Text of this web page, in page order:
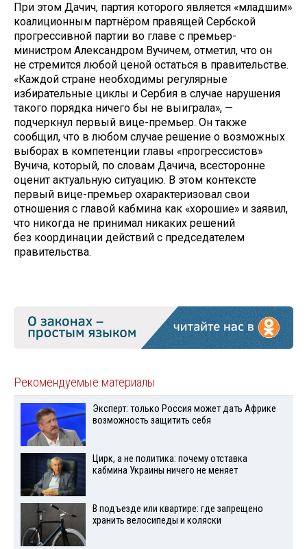
При этом Дачич, партия которого является «младшим»
коалиционным партнёром правящей Сербской
прогрессивной партии во главе с премьер-
министром Александром Вучичем, отметил, что он
не стремится любой ценой остаться в правительстве.
«Каждой стране необходимы регулярные
избирательные циклы и Сербия в случае нарушения
такого порядка ничего бы не выиграла», —
подчеркнул первый вице-премьер. Он также
сообщил, что в любом случае решение о возможных
выборах в компетенции главы «прогрессистов»
Вучича, который, по словам Дачича, всесторонне
оценит актуальную ситуацию. В этом контексте
первый вице-премьер охарактеризовал свои
отношения с главой кабмина как «хорошие» и заявил,
что никогда не принимал никаких решений
без координации действий с председателем
правительства.
Рекомендуемые материалы
Эксперт: только Россия может дать Африке
возможность защитить себя
Цирк, а не политика: почему отставка
кабмина Украины ничего не меняет
В подъезде или квартире: где запрещено
хранить велосипеды и коляски